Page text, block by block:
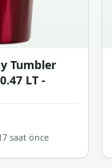
Tumbler
LT -
saat önce